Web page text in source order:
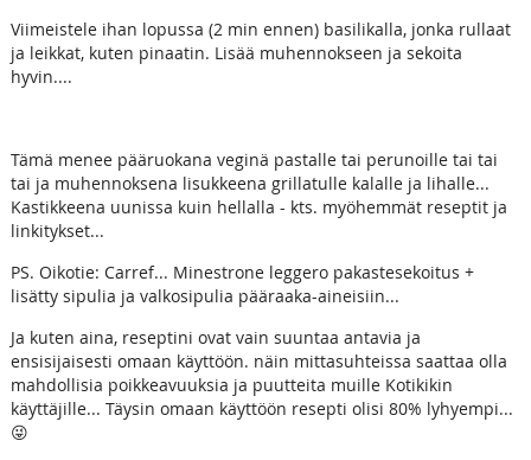
Viimeistele ihan lopussa (2 min ennen) basilikalla, jonka rullaat
ja leikkat, kuten pinaatin. Lisää muhennokseen ja sekoita
hyvin....
Tämä menee pääruokana veginä pastalle tai perunoille tai tai
tai ja muhennoksena lisukkeena grillatulle kalalle ja lihalle...
Kastikkeena uunissa kuin hellalla - kts. myöhemmät reseptit ja
linkitykset...
PS. Oikotie: Carref... Minestrone leggero pakastesekoitus +
lisätty sipulia ja valkosipulia pääraaka-aineisiin...
Ja kuten aina, reseptini ovat vain suuntaa antavia ja
ensisijaisesti omaan käyttöön. näin mittasuhteissa saattaa olla
mahdollisia poikkeavuuksia ja puutteita muille Kotikikin
käyttäjille... Täysin omaan käyttöön resepti olisi 80% lyhyempi...
😜